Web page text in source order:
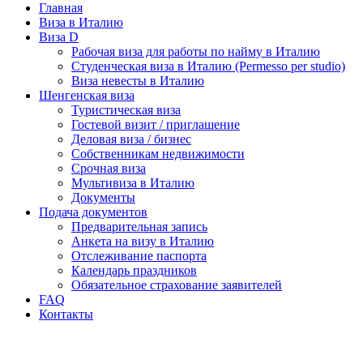
Главная
Виза в Италию
Виза D
Рабочая виза для работы по найму в Италию
Студенческая виза в Италию (Permesso per studio)
Виза невесты в Италию
Шенгенская виза
Туристическая виза
Гостевой визит / приглашение
Деловая виза / бизнес
Собственникам недвижимости
Срочная виза
Мультивиза в Италию
Документы
Подача документов
Предварительная запись
Анкета на визу в Италию
Отслеживание паспорта
Календарь праздников
Обязательное страхование заявителей
FAQ
Контакты